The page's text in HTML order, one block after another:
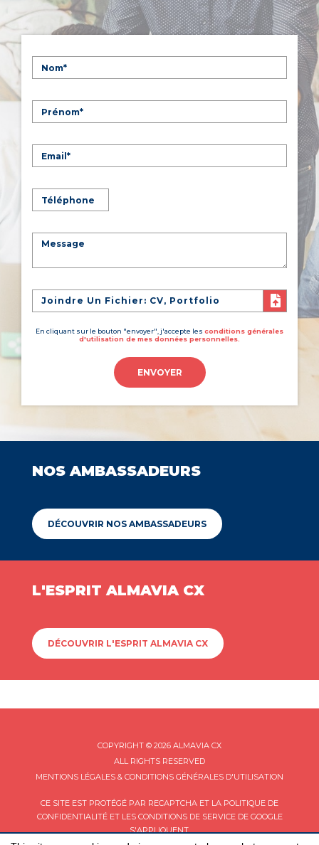
Joindre Un Fichier: CV, Portfolio
En cliquant sur le bouton "envoyer", j'accepte les conditions générales
d'utilisation de mes données personnelles.
ENVOYER
NOS AMBASSADEURS
DÉCOUVRIR NOS AMBASSADEURS
L'ESPRIT ALMAVIA CX
DÉCOUVRIR L'ESPRIT ALMAVIA CX
COPYRIGHT © 2026 ALMAVIA CX
ALL RIGHTS RESERVED
MENTIONS LÉGALES & CONDITIONS GÉNÉRALES D'UTILISATION
CE SITE EST PROTÉGÉ PAR RECAPTCHA ET LA POLITIQUE DE
CONFIDENTIALITÉET LES CONDITIONS DE SERVICEDE GOOGLE
S'APPLIQUENT.